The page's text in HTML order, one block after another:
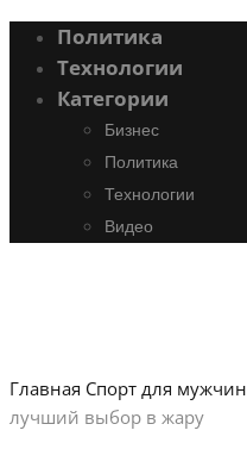
Политика
Технологии
Категории
Бизнес
Политика
Технологии
Видео
Главная Спорт для мужчин
лучший выбор в жару